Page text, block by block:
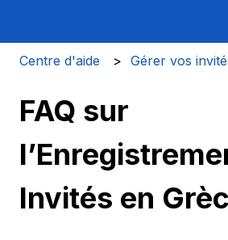
Centre d'aide Gérer vos
FAQ sur
Invités en